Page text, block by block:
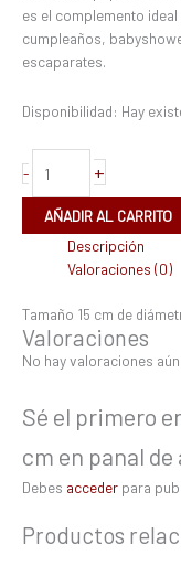
es el complemento
cumpleaños,
escaparates.
Disponibilidad: Hay
- +
AÑADIR AL CARRITO
Descripción
Valoraciones (0)
Tamaño 15 cm de
Valoraciones
No hay valoraciones aún.
Sé el primero
cm en panal de
Debes acceder para
Productos